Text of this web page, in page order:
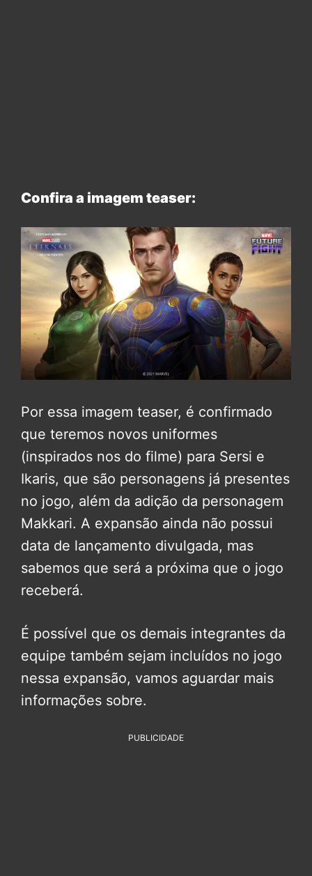
Confira a imagem teaser:
Por essa imagem teaser, é confirmado
que teremos novos uniformes
(inspirados nos do filme) para Sersi e
Ikaris, que são personagens já presentes
no jogo, além da adição da personagem
Makkari. A expansão ainda não possui
data de lançamento divulgada, mas
sabemos que será a próxima que o jogo
receberá.
É possível que os demais integrantes da
equipe também sejam incluídos no jogo
nessa expansão, vamos aguardar mais
informações sobre.
PUBLICIDADE